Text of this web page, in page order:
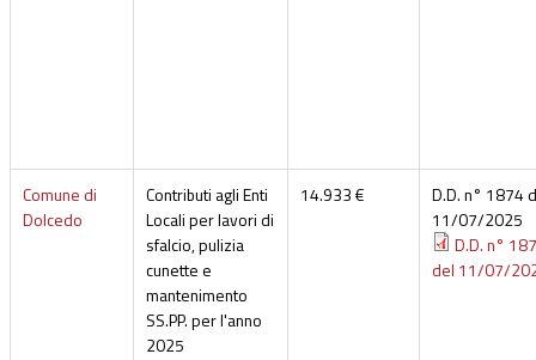
Comune di
Dolcedo
Contributi agli Enti
Locali per lavori di
sfalcio, pulizia
cunette e
mantenimento
SS.PP. per l'anno
2025
14.933 €
D.D. n° 1874
11/07/2025
D.D. n°
del 11/07/